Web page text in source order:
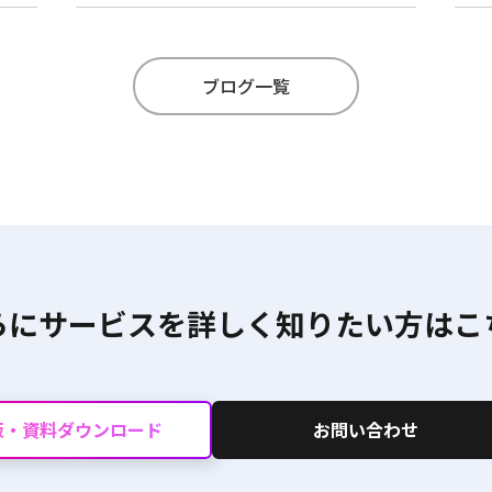
ブログ一覧
サービスを詳しく知りたい方は
資料ダウンロード お問い合わせ